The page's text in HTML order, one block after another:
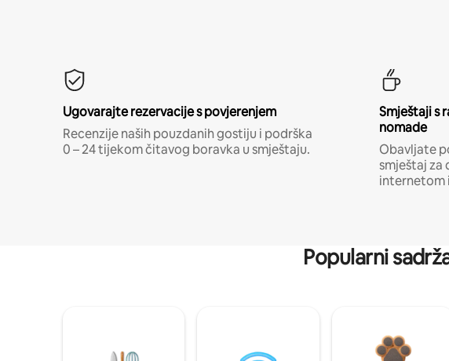
Ugovarajte rezervacije s povjerenjem
Recenzije naših pouzdanih gostiju i podrška
0 – 24 tijekom čitavog boravka u smještaju.
Smještaji s
nomade
Obavljate
smještaj za
internetom
Popularni